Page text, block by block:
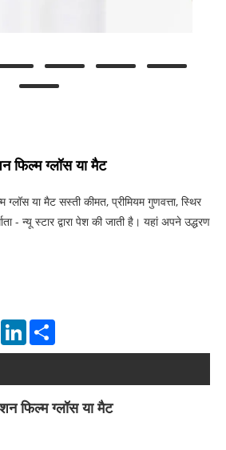
फिल्म ग्लॉस या मैट
या मैट सस्ती कीमत, प्रीमियम गुणवत्ता, स्थिर
- न्यू स्टार द्वारा पेश की जाती है। यहां अपने उद्धरण
PinterestLinkedIn
फिल्म ग्लॉस या मैट